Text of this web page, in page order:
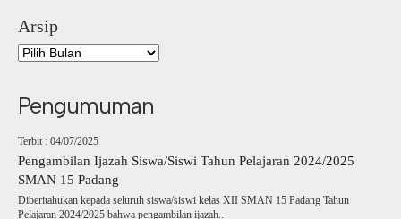
Arsip
Pengumuman
Terbit : 04/07/2025
Pengambilan Ijazah Siswa/Siswi Tahun Pelajaran 2024/2025
SMAN 15 Padang
Diberitahukan kepada seluruh siswa/siswi kelas XII SMAN 15 Padang Tahun
Pelajaran 2024/2025 bahwa pengambilan ijazah..